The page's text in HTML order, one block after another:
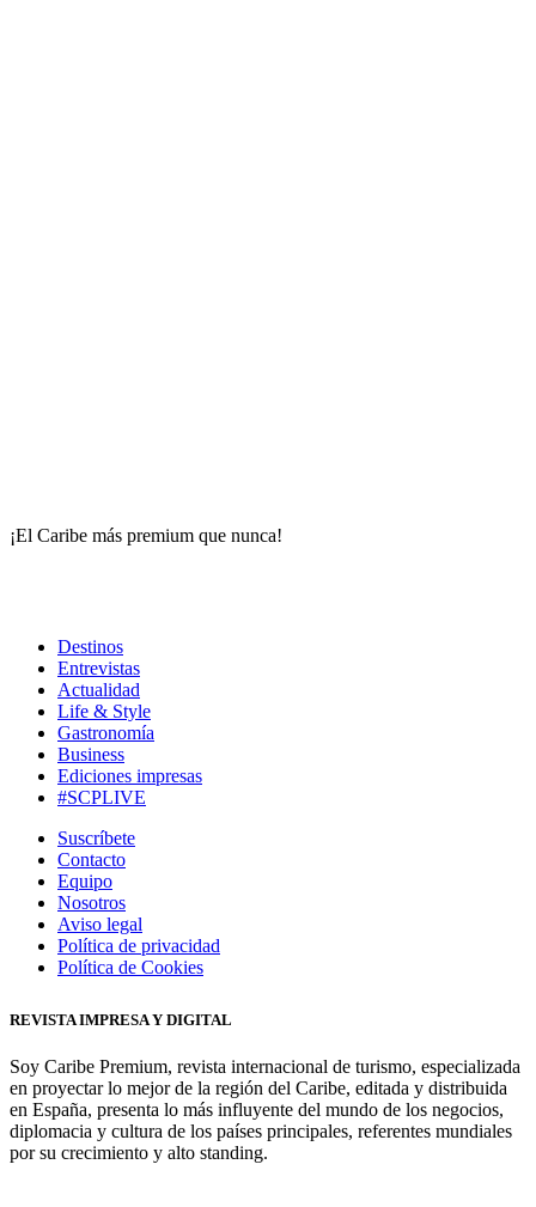
¡El Caribe más premium que nunca!
Destinos
Entrevistas
Actualidad
Life & Style
Gastronomía
Business
Ediciones impresas
#SCPLIVE
Suscríbete
Contacto
Equipo
Nosotros
Aviso legal
Política de privacidad
Política de Cookies
REVISTA IMPRESA Y DIGITAL
Soy Caribe Premium, revista internacional de turismo, especializada
en proyectar lo mejor de la región del Caribe, editada y distribuida
en España, presenta lo más influyente del mundo de los negocios,
diplomacia y cultura de los países principales, referentes mundiales
por su crecimiento y alto standing.